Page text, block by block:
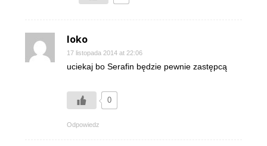
loko
17 listopada 2014 at 22:06
uciekaj bo Serafin będzie pewnie zastępcą
0
Odpowiedz